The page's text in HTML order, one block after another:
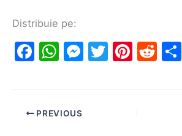
Distribuie pe:
F
c
e
W
at
s
M
s
T
itt
Pi
er
e
R
d
PREVIOUS